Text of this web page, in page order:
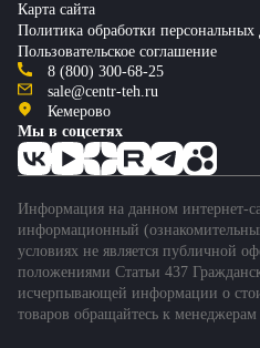
Карта сайта
Политика обработки
Пользовательское соглашение
8 (800) 300-68-25
sale@centr-teh.ru
Кемерово
Мы в соцсетях
Информация на данном интернет-
информационный
условиях не является публичной
положениями Статьи 437
исчерпывающей информации о
товаров обращайтесь к